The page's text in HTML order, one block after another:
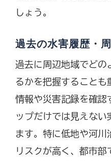
しょう。
過去の水害履歴・
過去に周辺地域でどの
るかを把握することも
情報や災害記録を確認
ップだけでは見えない
ます。特に低地や河川
リスクが高く、都市